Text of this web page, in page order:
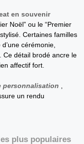
en souvenir
Noël” ou le “Premier
Certaines familles
cérémonie,
Ce détail brodé ancre le
affectif fort.
personnalisation
un rendu
plus populaires